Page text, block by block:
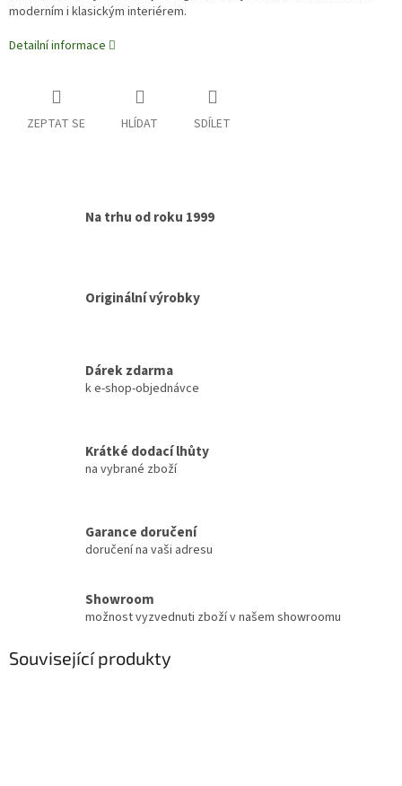
moderním i klasickým interiérem.
Detailní informace
ZEPTAT SE HLÍDAT SDÍLET
Na trhu od roku 1999
Originální výrobky
Dárek zdarma
k e-shop-objednávce
Krátké dodací lhůty
na vybrané zboží
Garance doručení
doručení na vaši adresu
Showroom
možnost vyzvednuti zboží v našem showroomu
Související produkty